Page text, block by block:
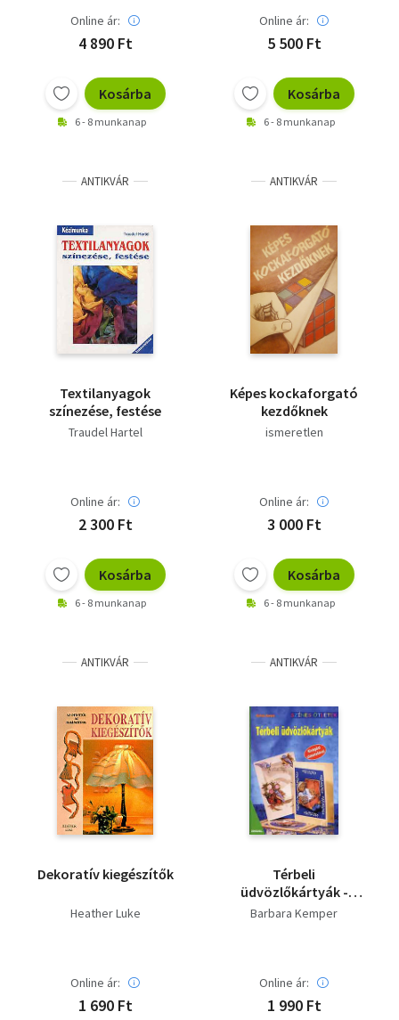
Online ár:
4 890 Ft
Kosárba
6 - 8 munkanap
Online ár:
5 500 Ft
Kosárba
6 - 8 munkanap
ANTIKVÁR
Textilanyagok
színezése, festése
Traudel Hartel
Online ár:
2 300 Ft
Kosárba
6 - 8 munkanap
ANTIKVÁR
Képes kockaforgató
kezdőknek
ismeretlen
Online ár:
3 000 Ft
Kosárba
6 - 8 munkanap
ANTIKVÁR
Dekoratív kiegészítők
Heather Luke
Online ár:
1 690 Ft
ANTIKVÁR
Térbeli
üdvözlőkártyák -
Színes ötletek
Barbara Kemper
Online ár:
1 990 Ft